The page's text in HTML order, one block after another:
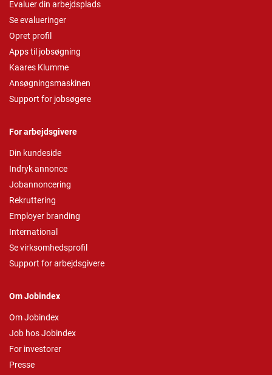
Evaluer din arbejdsplads
Se evalueringer
Opret profil
Apps til jobsøgning
Kaares Klumme
Ansøgningsmaskinen
Support for jobsøgere
For arbejdsgivere
Din kundeside
Indryk annonce
Jobannoncering
Rekruttering
Employer branding
International
Se virksomhedsprofil
Support for arbejdsgivere
Om Jobindex
Om Jobindex
Job hos Jobindex
For investorer
Presse